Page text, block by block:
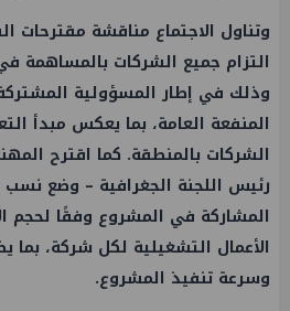
وتناول الاجتماع مناقشة مقترحات
التزام جميع الشركات بالمساهمة
وذلك في إطار المسؤولية
المنفعة العامة، بما يعكس مبدأ
الشركات بالمنطقة. كما اقترح
رئيس اللجنة الجغرافية – وضع
المشاركة في المشروع وفقًا لحجم
الأعمال التشغيلية لكل شركة، بما
وسرعة تنفيذ المشروع.